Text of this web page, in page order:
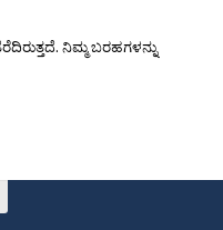
ನಿಮ್ಮ ಬರಹಗಳನ್ನು